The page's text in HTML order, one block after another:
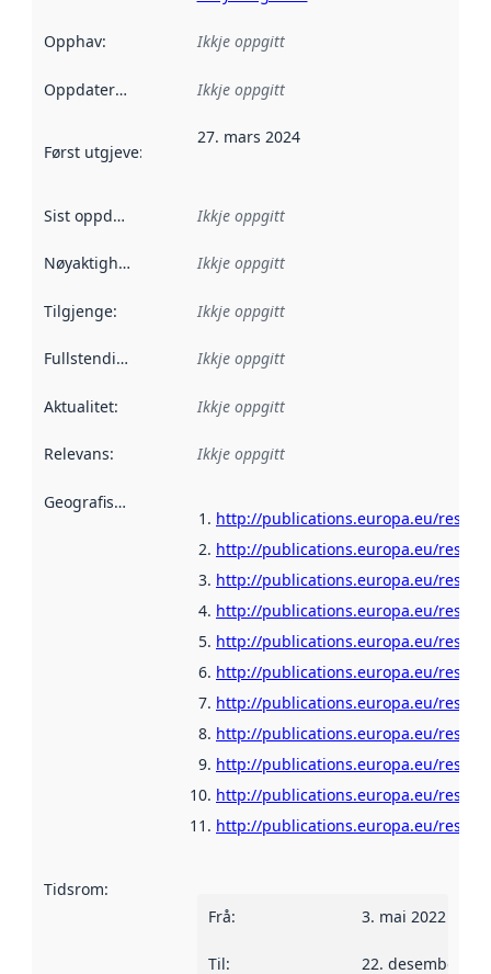
Opphav: Ikkje oppgitt
Oppdateringsfrekvens :
Ikkje oppgitt
Først utgjeve:
27. mars 2024
Sist oppdatert Ikkje oppgitt
Nøyaktigheit Ikkje oppgitt
Tilgjenge: Ikkje oppgitt
Fullstendigheit Ikkje oppgitt
Aktualitet: Ikkje oppgitt
Relevans: Ikkje oppgitt
Geografisk område
http://publications.europa.eu/
http://publications.europa.eu/
http://publications.europa.eu/
http://publications.europa.eu/
http://publications.europa.eu/
http://publications.europa.eu/
http://publications.europa.eu/
http://publications.europa.eu/
http://publications.europa.eu/
http://publications.europa.eu/
http://publications.europa.eu/
Tidsrom:
Frå: 3. mai 2022
Til: 22. desember